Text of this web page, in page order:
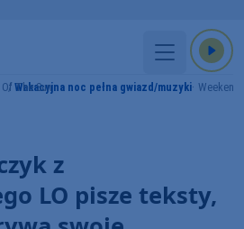
The Sun
Wakacyjna noc pełna gwiazd/muzyki Weekend
z
LO pisze teksty,